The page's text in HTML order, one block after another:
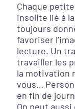
Chaque
insolite lié à
toujours
favoriser
lecture. Un
travailler les
la motivation
vous…
en fin de
On peut